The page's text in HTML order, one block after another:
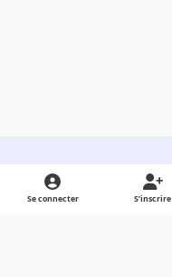
Light ModeDark ModeSystem Preference
Se connecter S’inscrire